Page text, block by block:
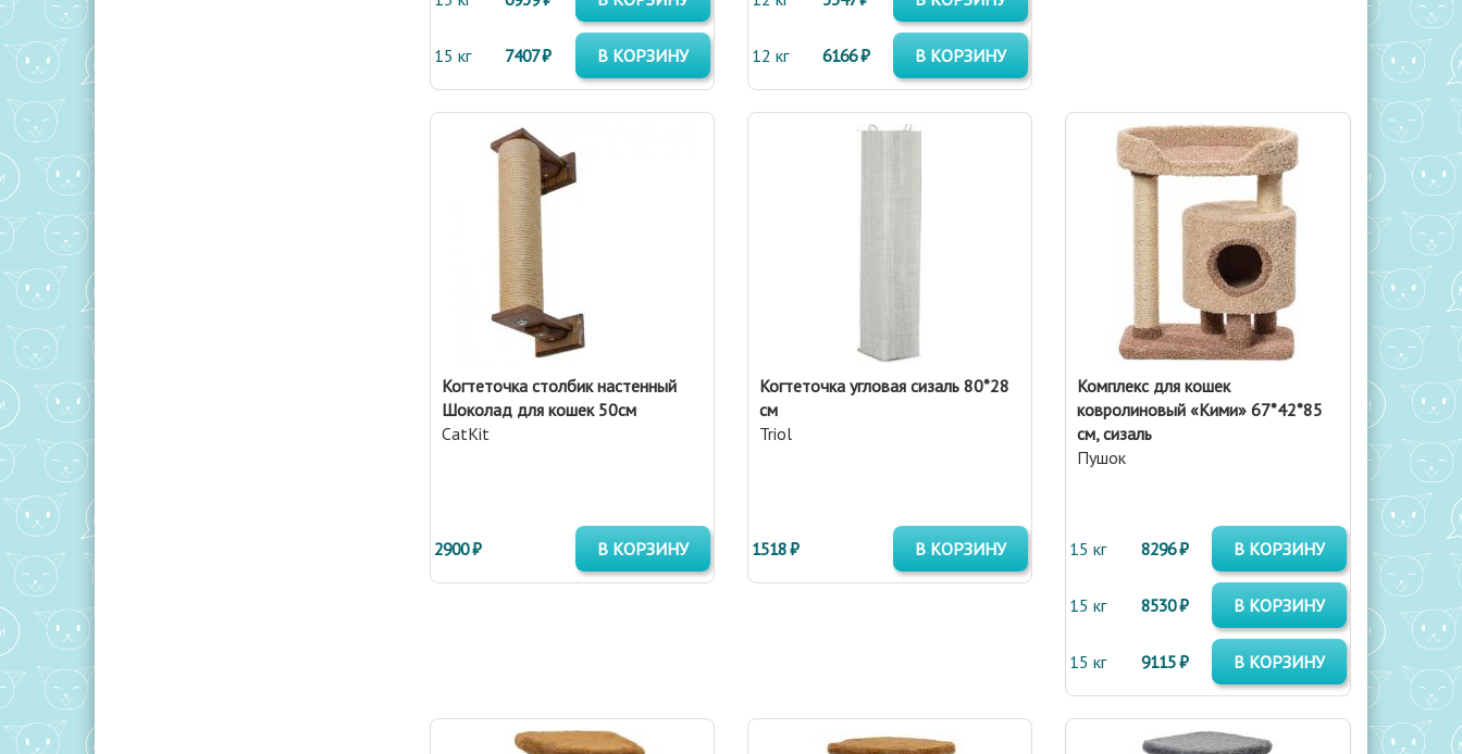
15 кг 7407 ₽ В КОРЗИНУ 12 кг 6166 ₽ В КОРЗИНУ
Когтеточка столбик настенный
Шоколад для кошек 50см
CatKit
2900 ₽ В КОРЗИНУ
Когтеточка угловая сизаль 80*28
см
Triol
1518 ₽ В КОРЗИНУ
Комплекс для кошек
ковролиновый «Кими» 67*42*85
см, сизаль
Пушок
15 кг 8296 ₽ В КОРЗИНУ
15 кг 8530 ₽ В КОРЗИНУ
15 кг 9115 ₽ В КОРЗИНУ